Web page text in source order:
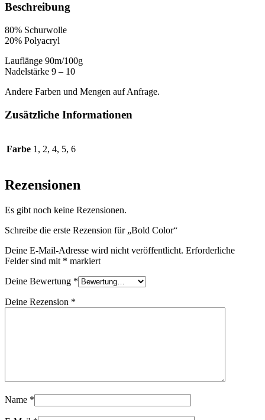
Beschreibung
80% Schurwolle
20% Polyacryl
Lauflänge 90m/100g
Nadelstärke 9 – 10
Andere Farben und Mengen auf Anfrage.
Zusätzliche Informationen
Farbe 1, 2, 4, 5, 6
Rezensionen
Es gibt noch keine Rezensionen.
Schreibe die erste Rezension für „Bold Color“
Deine E-Mail-Adresse wird nicht veröffentlicht. Erforderliche
Felder sind mit * markiert
Deine Bewertung *
Deine Rezension *
Name *